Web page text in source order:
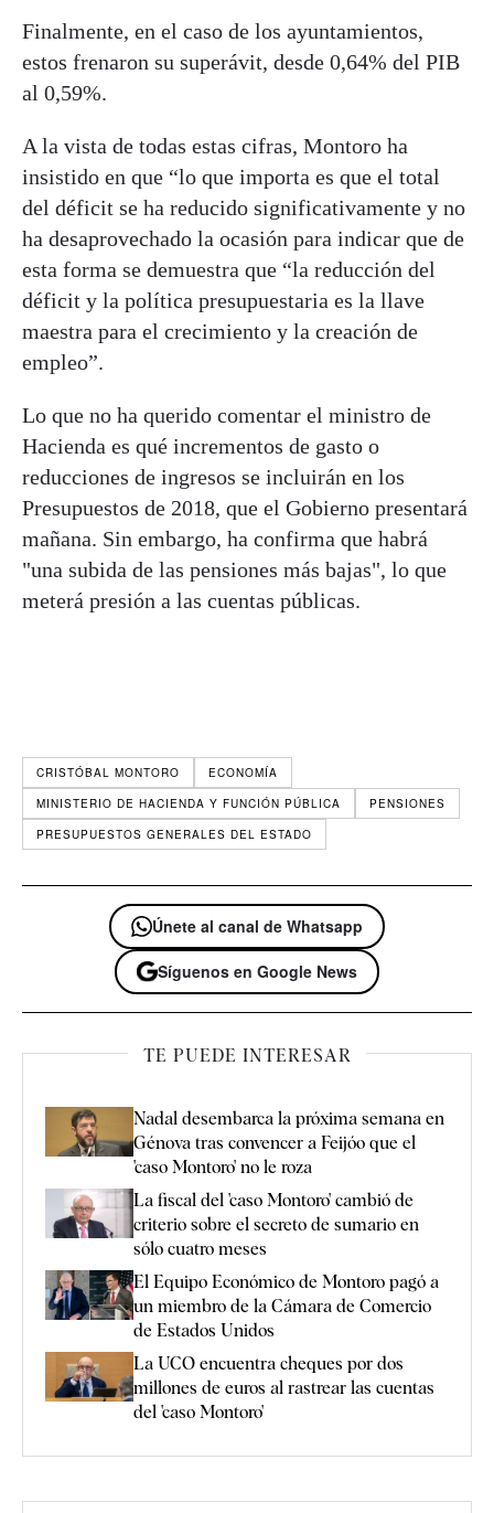
Finalmente, en el caso de los ayuntamientos,
estos frenaron su superávit, desde 0,64% del PIB
al 0,59%.
A la vista de todas estas cifras, Montoro ha
insistido en que “lo que importa es que el total
del déficit se ha reducido significativamente y no
ha desaprovechado la ocasión para indicar que de
esta forma se demuestra que “la reducción del
déficit y la política presupuestaria es la llave
maestra para el crecimiento y la creación de
empleo”.
Lo que no ha querido comentar el ministro de
Hacienda es qué incrementos de gasto o
reducciones de ingresos se incluirán en los
Presupuestos de 2018, que el Gobierno presentará
mañana. Sin embargo, ha confirma que habrá
"una subida de las pensiones más bajas", lo que
meterá presión a las cuentas públicas.
CRISTÓBAL MONTORO
ECONOMÍA
MINISTERIO DE HACIENDA Y FUNCIÓN PÚBLICA
PENSIONES
PRESUPUESTOS GENERALES DEL ESTADO
Únete al canal de Whatsapp
Síguenos en Google News
TE PUEDE INTERESAR
Nadal desembarca la próxima semana en
Génova tras convencer a Feijóo que el
'caso Montoro' no le roza
La fiscal del 'caso Montoro' cambió de
criterio sobre el secreto de sumario en
sólo cuatro meses
El Equipo Económico de Montoro pagó a
un miembro de la Cámara de Comercio
de Estados Unidos
La UCO encuentra cheques por dos
millones de euros al rastrear las cuentas
del 'caso Montoro'